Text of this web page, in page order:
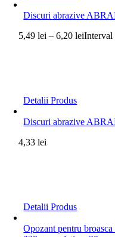
Discuri abrazive
5,49lei – 6,20leiInterval
Detalii Produs
Discuri abrazive
4,33lei
Detalii Produs
Opozant pentru